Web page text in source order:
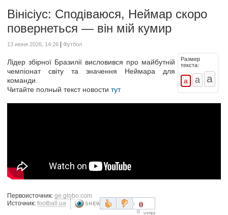
Вінісіус: Сподіваюся, Неймар скоро
повернеться — він мій кумир
13 июня 2026, 14:26 Футбол
Размер
текста:
Лідер збірної Бразилії висловився про майбутній
чемпіонат світу та значення Неймара для
команди.
Читайте полный текст новости тут
Первоисточник: ge.globo.com
Источник: football.ua 0
0